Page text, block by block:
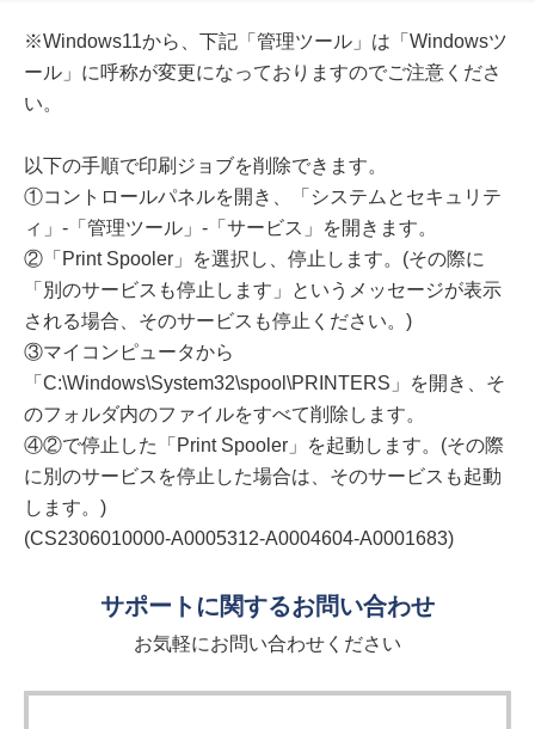
※Windows11から、下記「管理ツール」は「Windowsツ
ール」に呼称が変更になっておりますのでご注意くださ
い。
以下の手順で印刷ジョブを削除できます。
①コントロールパネルを開き、「システムとセキュリテ
ィ」-「管理ツール」-「サービス」を開きます。
②「Print Spooler」を選択し、停止します。(その際に
「別のサービスも停止します」というメッセージが表示
される場合、そのサービスも停止ください。)
③マイコンピュータから
「C:\Windows\System32\spool\PRINTERS」を開き、そ
のフォルダ内のファイルをすべて削除します。
④②で停止した「Print Spooler」を起動します。(その際
に別のサービスを停止した場合は、そのサービスも起動
します。)
(CS2306010000-A0005312-A0004604-A0001683)
サポートに関するお問い合わせ
お気軽にお問い合わせください